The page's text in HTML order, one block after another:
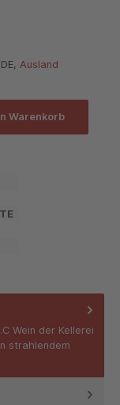
Ausland
Warenkorb
Wein der Kellerei
strahlendem